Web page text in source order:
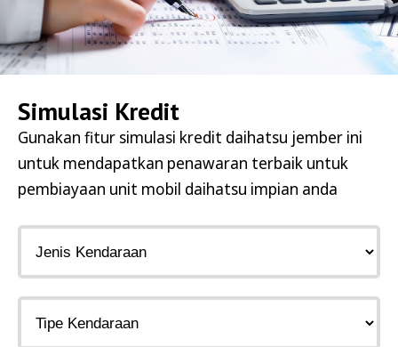
Simulasi Kredit
Gunakan fitur simulasi kredit daihatsu jember ini
untuk mendapatkan penawaran terbaik untuk
pembiayaan unit mobil daihatsu impian anda